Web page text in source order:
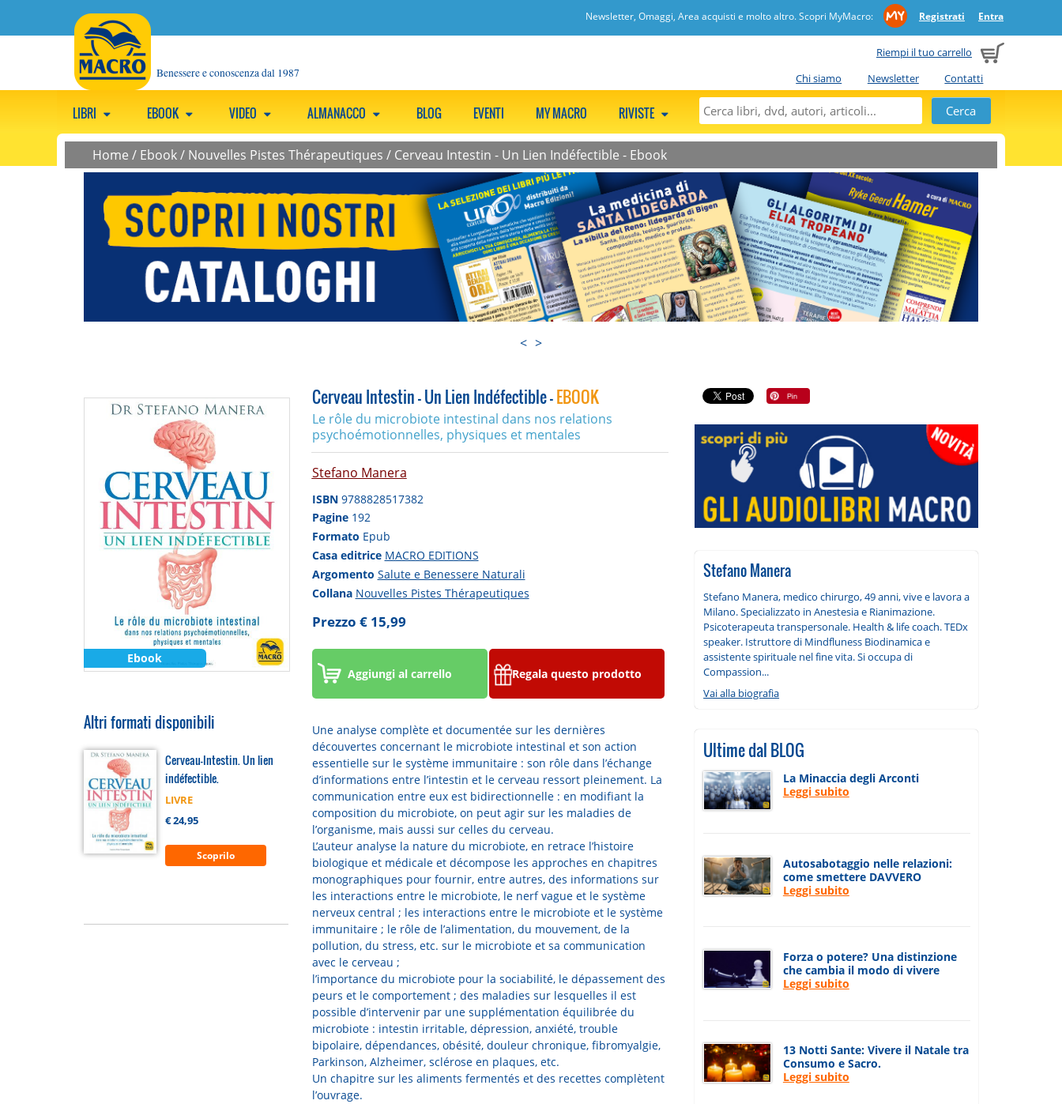
Newsletter, Omaggi, Area acquisti e molto altro. Scopri MyMacro: Registrati Entra
Riempi il tuo carrello
Chi siamo
Newsletter Contatti
Benessere e conoscenza dal 1987
LIBRI EBOOK VIDEO ALMANACCO BLOG EVENTI MY MACRO RIVISTE
Home / Ebook/ Nouvelles Pistes Thérapeutiques / Cerveau Intestin - Un Lien Indéfectible - Ebook
< >
Ebook
Altri formati disponibili
Cerveau-Intestin. Un lien
indéfectible.
LIVRE
€ 24,95
Scoprilo
Cerveau Intestin - Un Lien Indéfectible -EBOOK
Le rôle du microbiote intestinal dans nos relations
psychoémotionnelles, physiques et mentales
Stefano Manera
ISBN 9788828517382
Pagine 192
Formato Epub
Casa editrice MACRO EDITIONS
Argomento Salute e Benessere Naturali
Collana Nouvelles Pistes Thérapeutiques
Prezzo € 15,99
Aggiungi al carrello Regala questo prodotto
Une analyse complète et documentée sur les dernières
découvertes concernant le microbiote intestinal et son action
essentielle sur le système immunitaire : son rôle dans l’échange
d’informations entre l’intestin et le cerveau ressort pleinement. La
communication entre eux est bidirectionnelle : en modifiant la
composition du microbiote, on peut agir sur les maladies de
l’organisme, mais aussi sur celles du cerveau.
L’auteur analyse la nature du microbiote, en retrace l’histoire
biologique et médicale et décompose les approches en chapitres
monographiques pour fournir, entre autres, des informations sur
les interactions entre le microbiote, le nerf vague et le système
nerveux central ; les interactions entre le microbiote et le système
immunitaire ; le rôle de l’alimentation, du mouvement, de la
pollution, du stress, etc. sur le microbiote et sa communication
avec le cerveau ;
l’importance du microbiote pour la sociabilité, le dépassement des
peurs et le comportement ; des maladies sur lesquelles il est
possible d’intervenir par une supplémentation équilibrée du
microbiote : intestin irritable, dépression, anxiété, trouble
bipolaire, dépendances, obésité, douleur chronique, fibromyalgie,
Parkinson, Alzheimer, sclérose en plaques, etc.
Un chapitre sur les aliments fermentés et des recettes complètent
l’ouvrage.
Stefano Manera
Stefano Manera, medico chirurgo, 49 anni, vive e lavora a
Milano. Specializzato in Anestesia e Rianimazione.
Psicoterapeuta transpersonale. Health & life coach. TEDx
speaker. Istruttore di Mindfluness Biodinamica e
assistente spirituale nel fine vita. Si occupa di
Compassion...
Vai alla biografia
Ultime dal BLOG
La Minaccia degli Arconti
Leggi subito
Autosabotaggio nelle relazioni:
come smettere DAVVERO
Leggi subito
Forza o potere? Una distinzione
che cambia il modo di vivere
Leggi subito
13 Notti Sante: Vivere il Natale tra
Consumo e Sacro.
Leggi subito